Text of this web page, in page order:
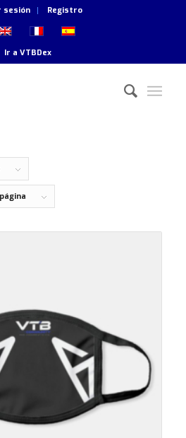
sesión Registro
Ir aVTBDex